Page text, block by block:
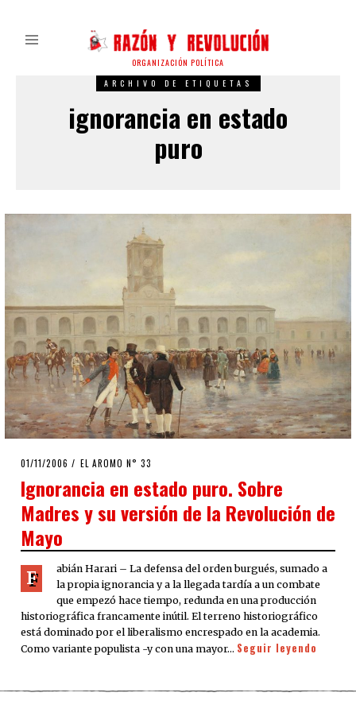
ORGANIZACIÓN POLÍTICA
ARCHIVO DE ETIQUETAS
ignorancia en estado
puro
POSTED
01/11/2006 23/03/2020
EL AROMO N° 33
Ignorancia en estado puro. Sobre
Madres y su versión de la Revolución de
Mayo
F
abián Harari – La defensa del orden burgués, sumado a
la propia ignorancia y a la llegada tardía a un combate
que empezó hace tiempo, redunda en una producción
historiográfica francamente inútil. El terreno historiográfico
está dominado por el liberalismo encrespado en la academia.
Como variante populista -y con una mayor… Seguir leyendo